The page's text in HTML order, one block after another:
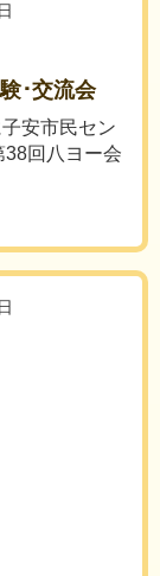
･交流会
安市民セン
38回八ヨー会